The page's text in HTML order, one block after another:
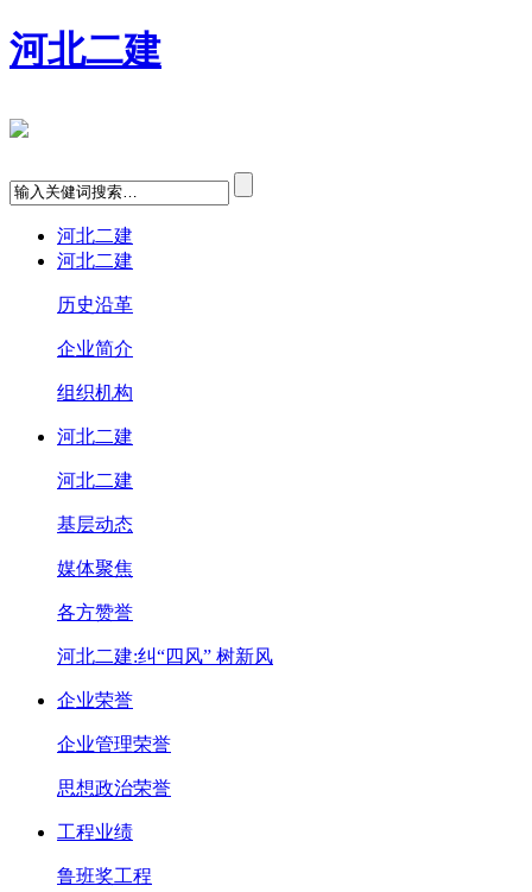
河北二建
河北二建
河北二建
历史沿革
企业简介
组织机构
河北二建
河北二建
基层动态
媒体聚焦
各方赞誉
河北二建:纠“四风” 树新风
企业荣誉
企业管理荣誉
思想政治荣誉
工程业绩
鲁班奖工程